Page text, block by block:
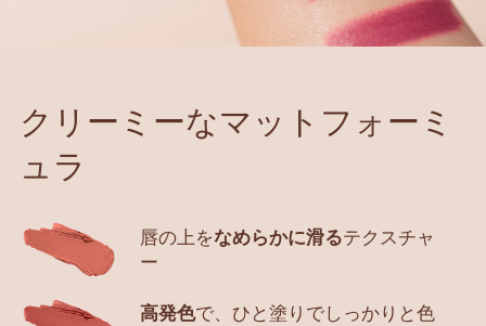
クリーミーなマットフォーミ
ュラ
唇の上をなめらかに滑るテクスチャ
ー
高発色で、ひと塗りでしっかりと色